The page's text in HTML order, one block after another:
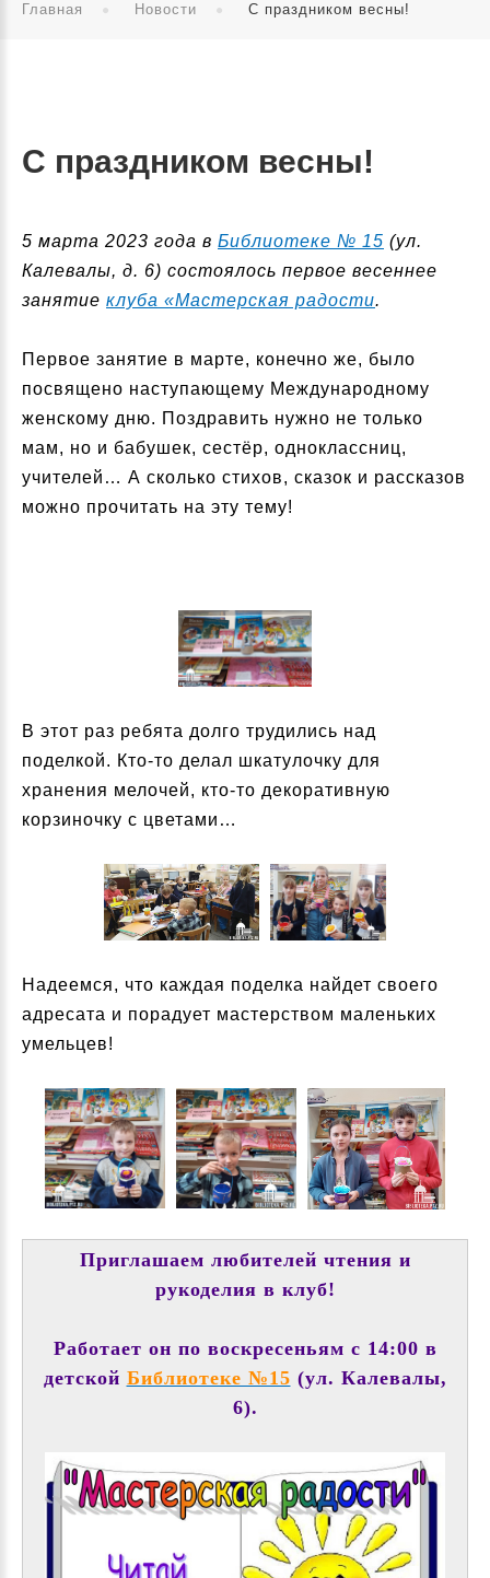
Главная Новости С праздником весны!
С праздником весны!
5 марта 2023 года в Библиотеке № 15 (ул.
Калевалы, д. 6) состоялось первое весеннее
занятие клуба «Мастерская радости.
Первое занятие в марте, конечно же, было
посвящено наступающему Международному
женскому дню. Поздравить нужно не только
мам, но и бабушек, сестёр, одноклассниц,
учителей… А сколько стихов, сказок и рассказов
можно прочитать на эту тему!
В этот раз ребята долго трудились над
поделкой. Кто-то делал шкатулочку для
хранения мелочей, кто-то декоративную
корзиночку с цветами…
Надеемся, что каждая поделка найдет своего
адресата и порадует мастерством маленьких
умельцев!
Приглашаем любителей чтения и
рукоделия в клуб!
Работает он по воскресеньям с 14:00 в
детской Библиотеке №15 (ул. Калевалы,
6).